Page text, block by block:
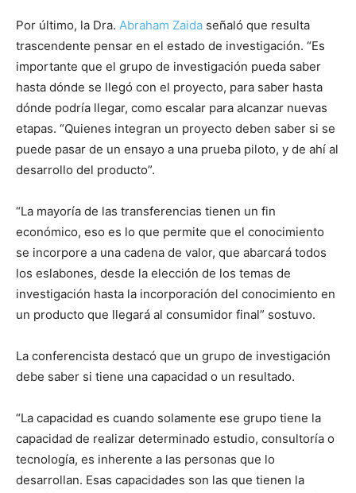
Por último, la Dra. Abraham Zaida señaló que resulta
trascendente pensar en el estado de investigación. “Es
importante que el grupo de investigación pueda saber
hasta dónde se llegó con el proyecto, para saber hasta
dónde podría llegar, como escalar para alcanzar nuevas
etapas. “Quienes integran un proyecto deben saber si se
puede pasar de un ensayo a una prueba piloto, y de ahí al
desarrollo del producto”.
“La mayoría de las transferencias tienen un fin
económico, eso es lo que permite que el conocimiento
se incorpore a una cadena de valor, que abarcará todos
los eslabones, desde la elección de los temas de
investigación hasta la incorporación del conocimiento en
un producto que llegará al consumidor final” sostuvo.
La conferencista destacó que un grupo de investigación
debe saber si tiene una capacidad o un resultado.
“La capacidad es cuando solamente ese grupo tiene la
capacidad de realizar determinado estudio, consultoría o
tecnología, es inherente a las personas que lo
desarrollan. Esas capacidades son las que tienen la